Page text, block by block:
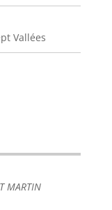
Vallées
MARTIN